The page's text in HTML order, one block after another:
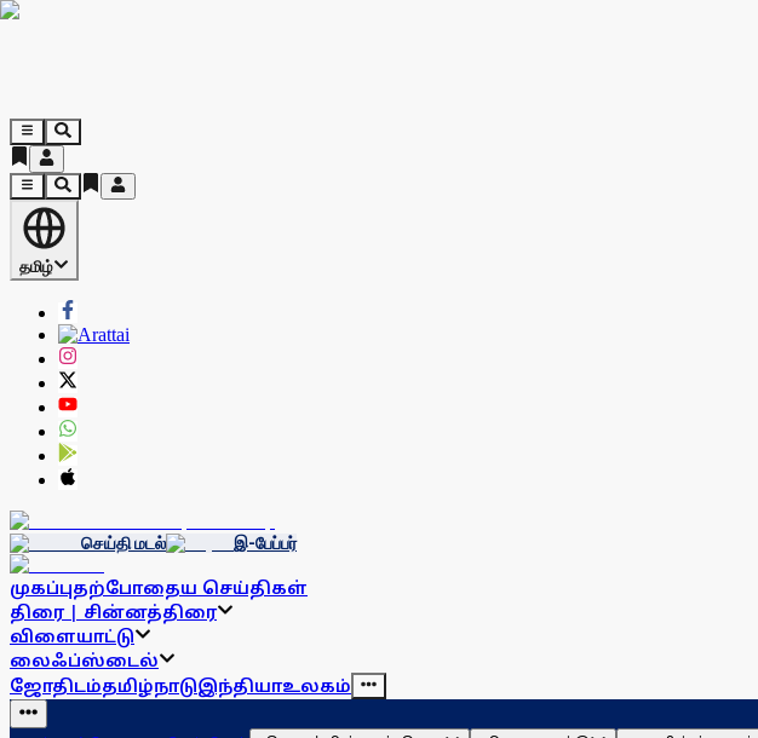
தமிழ்
செய்தி மடல் இ-பேப்பர்
முகப்புதற்போதைய செய்திகள்
திரை | சின்னத்திரை
விளையாட்டு
லைஃப்ஸ்டைல்
ஜோதிடம்தமிழ்நாடுஇந்தியாஉலகம்